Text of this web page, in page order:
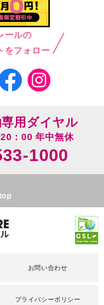
ールの
をフォロー
用ダイヤル
：00 年中無休
1000
お問い合わせ
プライバシーポリシー